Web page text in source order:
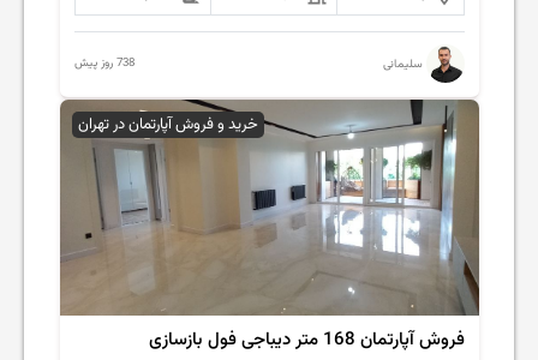
سلیمانی 738 روز پیش
خرید و فروش آپارتمان در تهران
فروش آپارتمان 168 متر دیباجی فول بازسازی